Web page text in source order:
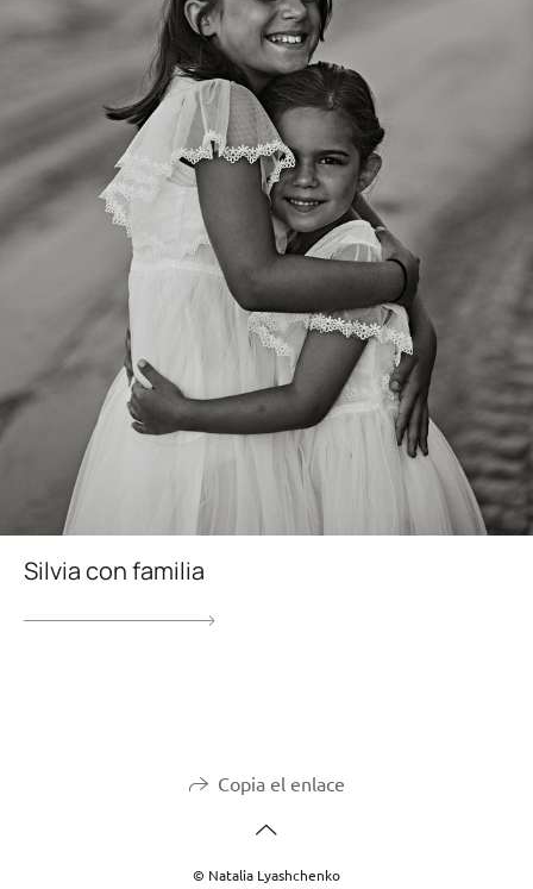
Silvia con familia
Copia el enlace
© Natalia Lyashchenko